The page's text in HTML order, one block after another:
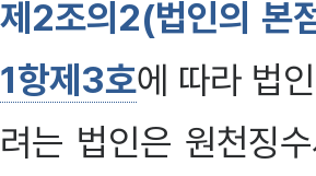
제2조의2(법인의 본
1항제3호에 따라 법
려는 법인은 원천징